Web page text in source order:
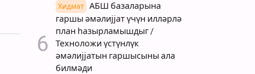
Хидмәт
АБШ базаларына
гаршы әмәлијјат үчүн илләрлә
план һазырламышдыг /
Техноложи үстүнлүк
әмәлијјатын гаршысыны ала
билмәди